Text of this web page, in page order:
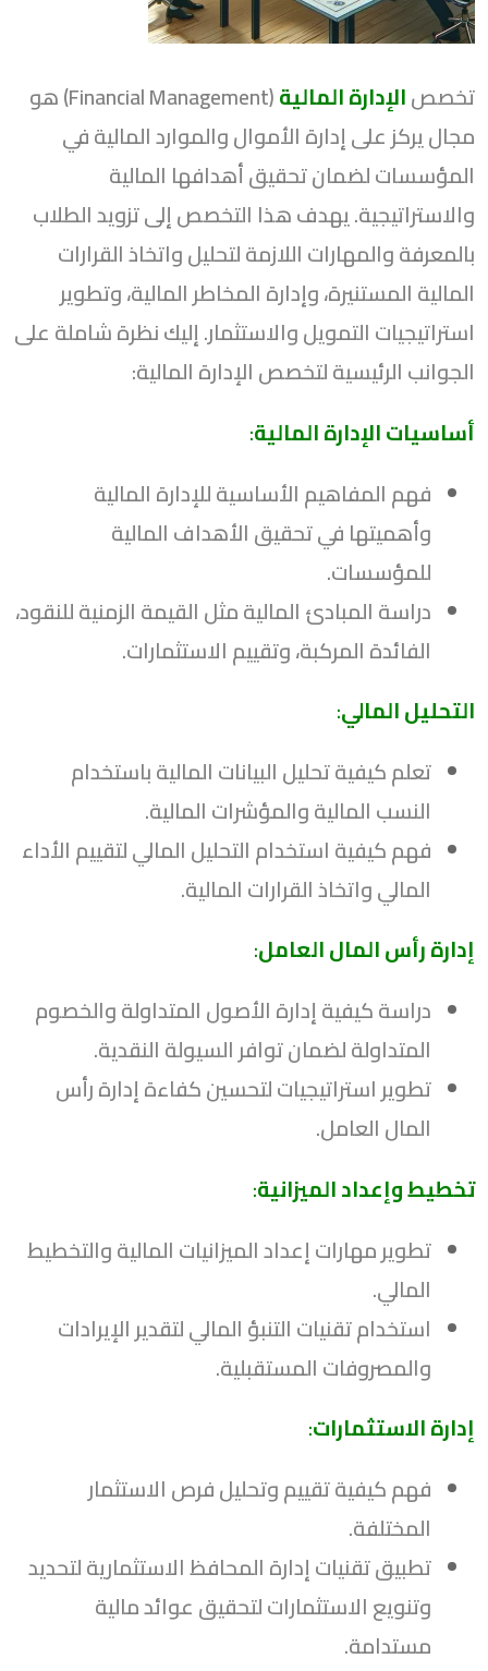
تخصصالإدارة المالية
(Financial Management) هو
مجال يركز على إدارة الأموال والموارد المالية في
المؤسسات لضمان تحقيق أهدافها المالية
والاستراتيجية. يهدف هذا التخصص إلى تزويد الطلاب
بالمعرفة والمهارات اللازمة لتحليل واتخاذ القرارات
المالية المستنيرة، وإدارة المخاطر المالية، وتطوير
استراتيجيات التمويل والاستثمار. إليك نظرة شاملة على
الجوانب الرئيسية لتخصص الإدارة المالية:
أساسيات الإدارة المالية:
فهم المفاهيم الأساسية للإدارة المالية
وأهميتها في تحقيق الأهداف المالية
للمؤسسات.
دراسة المبادئ المالية مثل القيمة الزمنية للنقود،
الفائدة المركبة، وتقييم الاستثمارات.
التحليل المالي:
تعلم كيفية تحليل البيانات المالية باستخدام
النسب المالية والمؤشرات المالية.
فهم كيفية استخدام التحليل المالي لتقييم الأداء
المالي واتخاذ القرارات المالية.
إدارة رأس المال العامل:
دراسة كيفية إدارة الأصول المتداولة والخصوم
المتداولة لضمان توافر السيولة النقدية.
تطوير استراتيجيات لتحسين كفاءة إدارة رأس
المال العامل.
تخطيط وإعداد الميزانية:
تطوير مهارات إعداد الميزانيات المالية والتخطيط
المالي.
استخدام تقنيات التنبؤ المالي لتقدير الإيرادات
والمصروفات المستقبلية.
إدارة الاستثمارات:
فهم كيفية تقييم وتحليل فرص الاستثمار
المختلفة.
تطبيق تقنيات إدارة المحافظ الاستثمارية لتحديد
وتنويع الاستثمارات لتحقيق عوائد مالية
مستدامة.